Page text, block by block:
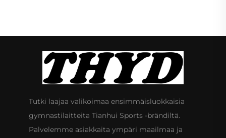
Tutki laajaa valikoimaa ensimmäisluokkaisia
gymnastilaitteita Tianhui Sports -brändiltä.
Palvelemme asiakkaita ympäri maailmaa ja